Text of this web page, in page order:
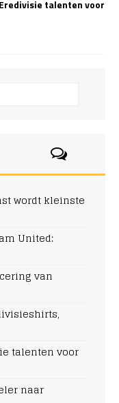
talenten voor
wordt kleinste
United:
van
talenten voor
naar